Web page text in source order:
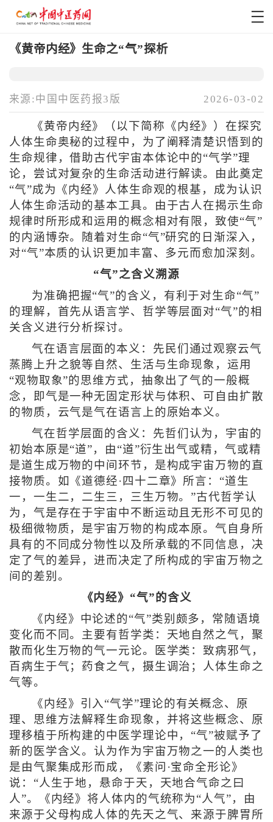
《黄帝内经》生命之“气”探析
来源:中国中医药报3版 2026-03-02
《黄帝内经》（以下简称《内经》）在探究
人体生命奥秘的过程中，为了阐释清楚识悟到的
生命规律，借助古代宇宙本体论中的“气学”理
论，尝试对复杂的生命活动进行解读。由此奠定
“气”成为《内经》人体生命观的根基，成为认识
人体生命活动的基本工具。由于古人在揭示生命
规律时所形成和运用的概念相对有限，致使“气”
的内涵博杂。随着对生命“气”研究的日渐深入，
对“气”本质的认识更加丰富、多元而愈加深刻。
“气”之含义溯源
为准确把握“气”的含义，有利于对生命“气”
的理解，首先从语言学、哲学等层面对“气”的相
关含义进行分析探讨。
气在语言层面的本义：先民们通过观察云气
蒸腾上升之貌等自然、生活与生命现象，运用
“观物取象”的思维方式，抽象出了气的一般概
念，即气是一种无固定形状与体积、可自由扩散
的物质，云气是气在语言上的原始本义。
气在哲学层面的含义：先哲们认为，宇宙的
初始本原是“道”，由“道”衍生出气或精，气或精
是道生成万物的中间环节，是构成宇宙万物的直
接物质。如《道德经·四十二章》所言：“道生
一，一生二，二生三，三生万物。”古代哲学认
为，气是存在于宇宙中不断运动且无形不可见的
极细微物质，是宇宙万物的构成本原。气自身所
具有的不同成分物性以及所承载的不同信息，决
定了气的差异，进而决定了所构成的宇宙万物之
间的差别。
《内经》“气”的含义
《内经》中论述的“气”类别颇多，常随语境
变化而不同。主要有哲学类：天地自然之气，聚
散而化生万物的气一元论。医学类：致病邪气，
百病生于气；药食之气，摄生调治；人体生命之
气等。
《内经》引入“气学”理论的有关概念、原
理、思维方法解释生命现象，并将这些概念、原
理移植于所构建的中医学理论中，“气”被赋予了
新的医学含义。认为作为宇宙万物之一的人类也
是由气聚集成形而成，《素问·宝命全形论》
说：“人生于地，悬命于天，天地合气命之曰
人”。《内经》将人体内的气统称为“人气”，由
来源于父母构成人体的先天之气、来源于脾胃所